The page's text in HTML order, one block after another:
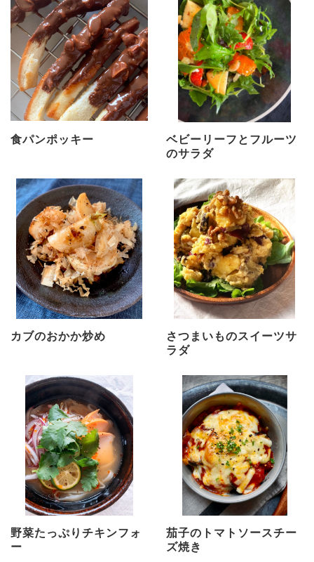
食パンポッキー
ベビーリーフとフルーツ
のサラダ
カブのおかか炒め
さつまいものスイーツサ
ラダ
野菜たっぷりチキンフォ
ー
茄子のトマトソースチー
ズ焼き